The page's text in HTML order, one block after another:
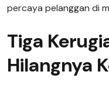
percaya pelanggan di
Tiga
Hilangnya